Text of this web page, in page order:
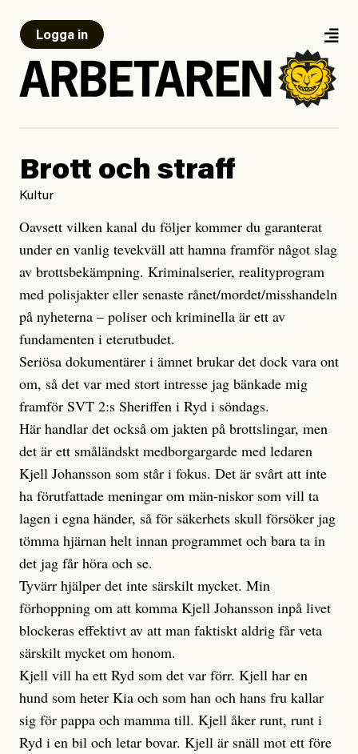
Logga in
Brott och straff
Kultur
Oavsett vilken kanal du följer kommer du garanterat
under en vanlig tevekväll att hamna framför något slag
av brottsbekämpning. Kriminalserier, realityprogram
med polisjakter eller senaste rånet/mordet/misshandeln
på nyheterna – poliser och kriminella är ett av
fundamenten i eterutbudet.
Seriösa dokumentärer i ämnet brukar det dock vara ont
om, så det var med stort intresse jag bänkade mig
framför SVT 2:s Sheriffen i Ryd i söndags.
Här handlar det också om jakten på brottslingar, men
det är ett småländskt medborgargarde med ledaren
Kjell Johansson som står i fokus. Det är svårt att inte
ha förutfattade meningar om män-niskor som vill ta
lagen i egna händer, så för säkerhets skull försöker jag
tömma hjärnan helt innan programmet och bara ta in
det jag får höra och se.
Tyvärr hjälper det inte särskilt mycket. Min
förhoppning om att komma Kjell Johansson inpå livet
blockeras effektivt av att man faktiskt aldrig får veta
särskilt mycket om honom.
Kjell vill ha ett Ryd som det var förr. Kjell har en
hund som heter Kia och som han och hans fru kallar
sig för pappa och mamma till. Kjell åker runt, runt i
Ryd i en bil och letar bovar. Kjell är snäll mot ett före